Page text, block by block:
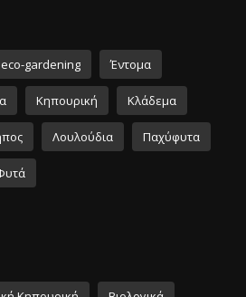
eco-gardening Έντομα
Κηπουρική Κλάδεμα
Λουλούδια Παχύφυτα